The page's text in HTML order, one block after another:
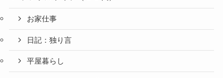
お家仕事
日記：独り言
平屋暮らし